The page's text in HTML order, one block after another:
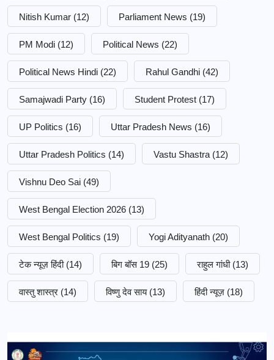
Nitish Kumar (12) Parliament News (19)
PM Modi (12) Political News (22)
Political News Hindi (22) Rahul Gandhi (42)
Samajwadi Party (16) Student Protest (17)
UP Politics (16) Uttar Pradesh News (16)
Uttar Pradesh Politics (14) Vastu Shastra (12)
Vishnu Deo Sai (49)
West Bengal Election 2026 (13)
West Bengal Politics (19) Yogi Adityanath (20)
टेक न्यूज़ हिंदी (14) बिग बॉस 19 (25) राहुल गांधी (13)
वास्तु शास्त्र (14) विष्णु देव साय (13) हिंदी न्यूज़ (18)